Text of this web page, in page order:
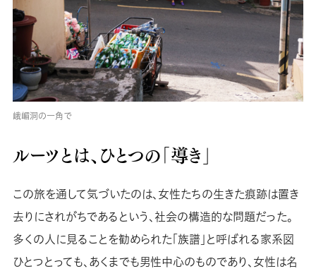
峨嵋洞の一角で
ルーツとは、ひとつの「導き」
この旅を通して気づいたのは、女性たちの生きた痕跡は置き
去りにされがちであるという、社会の構造的な問題だった。
多くの人に見ることを勧められた「族譜」と呼ばれる家系図
ひとつとっても、あくまでも男性中心のものであり、女性は名